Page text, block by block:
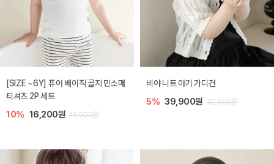
[SIZE ~6Y] 퓨어 베이직 골지 민소매
티셔츠 2P 세트
10% 16,200원 18,000원
비야 니트 아기 가디건
5% 39,900원 42,000원